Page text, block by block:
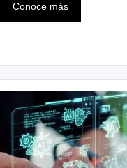
Conoce más